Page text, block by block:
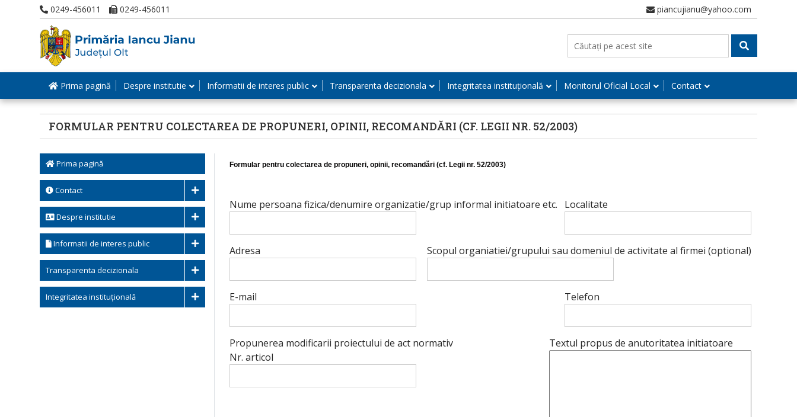
0249-456011 0249-456011 piancujianu@yahoo.com
Prima pagină Despre institutie Informatii de interes public Transparenta decizionala Integritatea instituțională Monitorul Oficial Local Contact
FORMULAR PENTRU COLECTAREA DE PROPUNERI, OPINII, RECOMANDĂRI (CF. LEGII NR. 52/2003)
Prima pagină
Contact
Despre institutie
Informatii de interes public
Transparenta decizionala
Integritatea instituțională
Formular pentru colectarea de propuneri, opinii, recomandări (cf. Legii nr. 52/2003)
Nume persoana fizica/denumire organizatie/grup informal initiatoare etc. Localitate
Adresa Scopul organiatiei/grupului sau domeniul de activitate al firmei (optional)
E-mail Telefon
Propunerea modificarii proiectului de act normativ
Nr. articol
Textul propus de anutoritatea initiatoare